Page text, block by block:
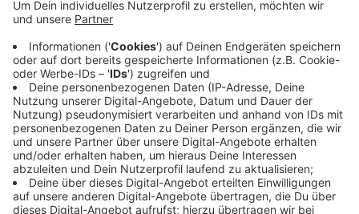
Projekt freiwillig umsetzen und damit besonders
zum Klima- und Umweltschutz beitragen. Da kann
es um weniger Energieverbrauch und CO2-Ausstoß
gehen, weniger Plastik und Abfall, mehr
Artenvielfalt, Nachhaltigkeit oder einen
bewussteren Umgang mit Ressourcen.
Veröffentlicht:Freitag, 03.07.2026 14:40
Anzeige